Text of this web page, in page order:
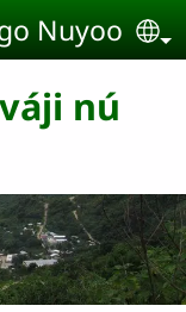
Nuyoo
váji nú